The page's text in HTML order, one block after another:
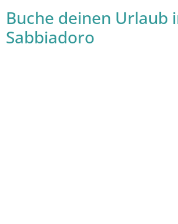
Buche deinen Urlaub
Sabbiadoro